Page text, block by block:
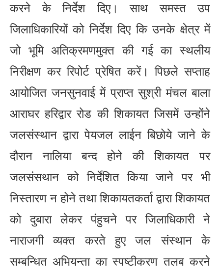
करने के निर्देश दिए। साथ समस्त उप
जिलाधिकारियों को निर्देश दिए कि उनके क्षेत्र में
जो भूमि अतिक्रमणमुक्त की गई का स्थलीय
निरीक्षण कर रिपोर्ट प्रेषित करें। पिछले सप्ताह
आयोजित जनसुनवाई में प्राप्त सुश्री मंचल बाला
आराघर हरिद्वार रोड की शिकायत जिसमें उन्होंने
जलसंस्थान द्वारा पेयजल लाईन बिछोये जाने के
दौरान नालिया बन्द होने की शिकायत पर
जलसंसथान को निर्देशित किया जाने पर भी
निस्तारण न होने तथा शिकायतकर्ता द्वारा शिकायत
को दुबारा लेकर पंहुचने पर जिलाधिकारी ने
नाराजगी व्यक्त करते हुए जल संस्थान के
सम्बन्धित अभियन्ता का स्पष्टीकरण तलब करने